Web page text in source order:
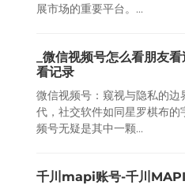
展市场的重要平台。...
_微信视频号怎么看朋友
看记录
微信视频号：窥视与隐私的
代，社交软件如同星罗棋布
频号无疑是其中一颗...
千川mapi账号-千川